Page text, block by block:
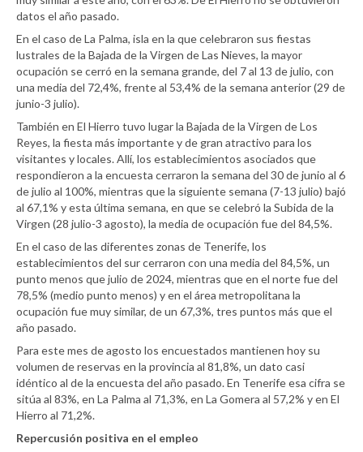
datos el año pasado.
En el caso de La Palma, isla en la que celebraron sus fiestas
lustrales de la Bajada de la Virgen de Las Nieves, la mayor
ocupación se cerró en la semana grande, del 7 al 13 de julio, con
una media del 72,4%, frente al 53,4% de la semana anterior (29 de
junio-3 julio).
También en El Hierro tuvo lugar la Bajada de la Virgen de Los
Reyes, la fiesta más importante y de gran atractivo para los
visitantes y locales. Allí, los establecimientos asociados que
respondieron a la encuesta cerraron la semana del 30 de junio al 6
de julio al 100%, mientras que la siguiente semana (7-13 julio) bajó
al 67,1% y esta última semana, en que se celebró la Subida de la
Virgen (28 julio-3 agosto), la media de ocupación fue del 84,5%.
En el caso de las diferentes zonas de Tenerife, los
establecimientos del sur cerraron con una media del 84,5%, un
punto menos que julio de 2024, mientras que en el norte fue del
78,5% (medio punto menos) y en el área metropolitana la
ocupación fue muy similar, de un 67,3%, tres puntos más que el
año pasado.
Para este mes de agosto los encuestados mantienen hoy su
volumen de reservas en la provincia al 81,8%, un dato casi
idéntico al de la encuesta del año pasado. En Tenerife esa cifra se
sitúa al 83%, en La Palma al 71,3%, en La Gomera al 57,2% y en El
Hierro al 71,2%.
Repercusión positiva en el empleo